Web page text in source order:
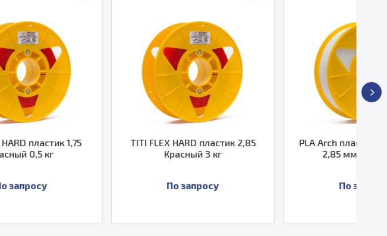
TITI FLEX HARD пластик 2,85
PLA Arch пластик PrintProduct
2,85 мм белый 3 кг